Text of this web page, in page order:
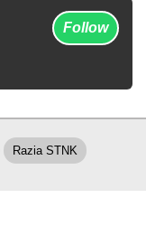
Follow
Razia STNK